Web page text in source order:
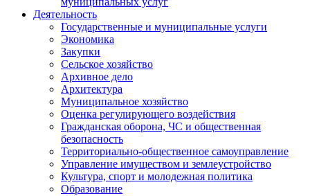
Деятельность
Государственные и муниципальные услуги
Экономика
Закупки
Сельское хозяйство
Архивное дело
Архитектура
Муниципальное хозяйство
Оценка регулирующего воздействия
Гражданская оборона, ЧС и общественная
безопасность
Территориально-общественное самоуправление
Управление имуществом и землеустройство
Культура, спорт и молодежная политика
Образование